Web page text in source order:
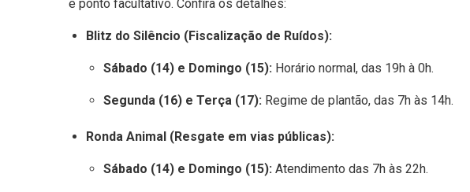
e ponto facultativo. Confira os detalhes:
Blitz do Silêncio (Fiscalização de Ruídos):
Sábado (14) e Domingo (15): Horário normal, das 19h à 0h.
Segunda (16) e Terça (17): Regime de plantão, das 7h às 14h.
Ronda Animal (Resgate em vias públicas):
Sábado (14) e Domingo (15): Atendimento das 7h às 22h.